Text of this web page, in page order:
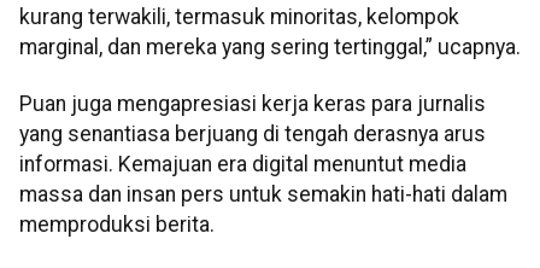
kurang terwakili, termasuk minoritas, kelompok
marginal, dan mereka yang sering tertinggal,” ucapnya.
Puan juga mengapresiasi kerja keras para jurnalis
yang senantiasa berjuang di tengah derasnya arus
informasi. Kemajuan era digital menuntut media
massa dan insan pers untuk semakin hati-hati dalam
memproduksi berita.